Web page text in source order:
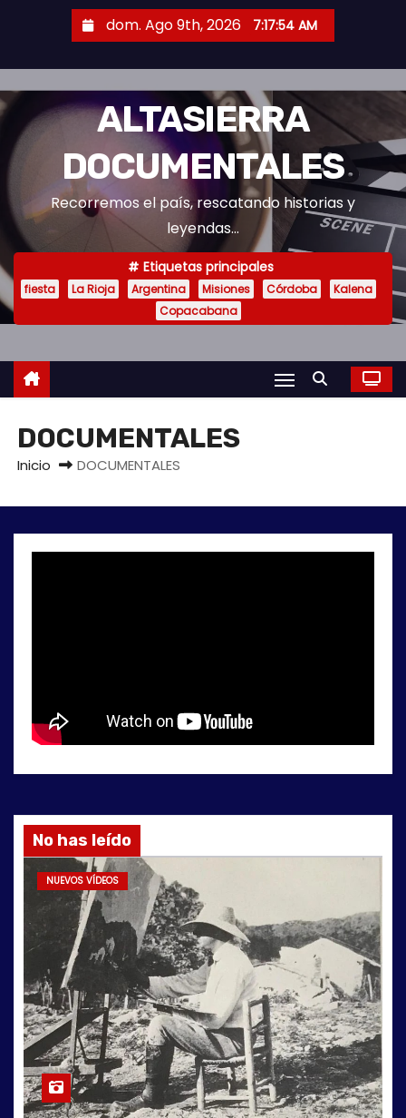
t
a
n
t
i
d
dom. Ago 9th, 2026 7:17:55 AM
ALTASIERRA
DOCUMENTALES
Recorremos el país, rescatando historias y
leyendas...
Etiquetas principales
fiesta La Rioja Argentina Misiones Córdoba
Kalena
Copacabana
DOCUMENTALES
Inicio DOCUMENTALES
No has leído
NUEVOS VÍDEOS